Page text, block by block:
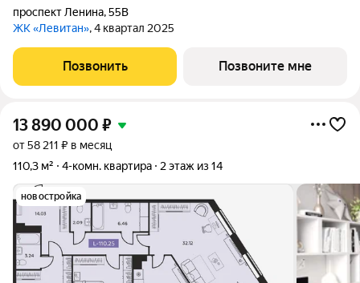
проспект Ленина,55В
ЖК «Левитан», 4 квартал 2025
Позвонить Позвоните мне
13 890 000 ₽
от 58 211 ₽ в месяц
110,3 м²
4-комн. квартира 2 этаж из 14
новостройка